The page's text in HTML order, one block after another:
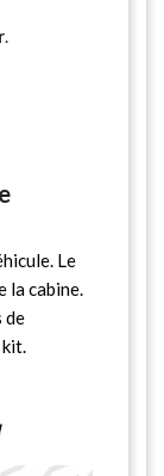
.
Le
la cabine.
de
kit.